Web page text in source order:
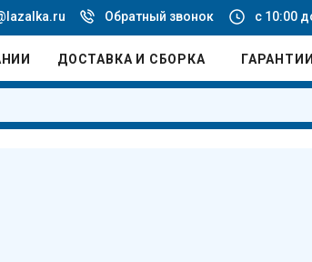
Обратный звонок с 10:00
ДОСТАВКА И СБОРКА ГАРАНТИИ